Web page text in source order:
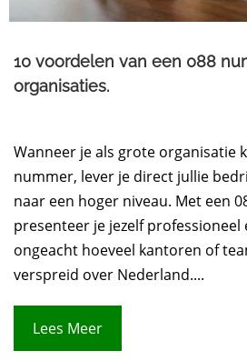
10 voordelen van een 088
organisaties.
Wanneer je als grote organisatie
nummer, lever je direct jullie
naar een hoger niveau. Met een
presenteer je jezelf professioneel
ongeacht hoeveel kantoren of
verspreid over Nederland....
Lees Meer